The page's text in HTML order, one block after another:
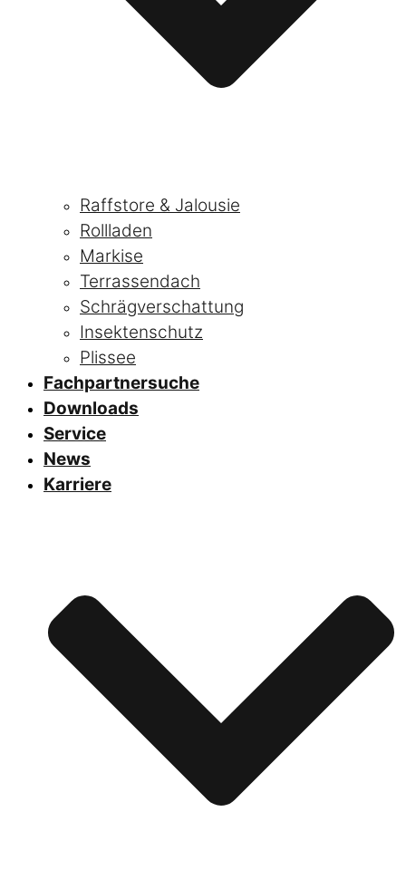
Raffstore & Jalousie
Rollladen
Markise
Terrassendach
Schrägverschattung
Insektenschutz
Plissee
Fachpartnersuche
Downloads
Service
News
Karriere